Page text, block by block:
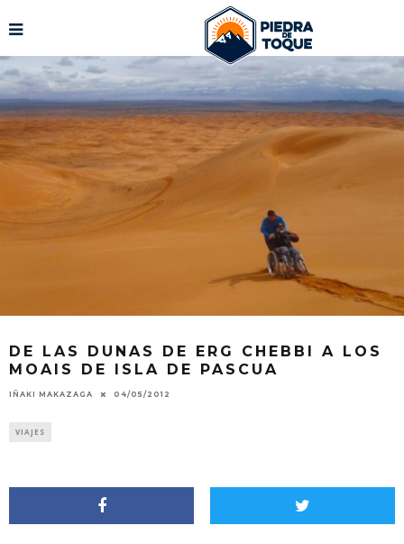
DE LAS DUNAS DE ERG CHEBBI A LOS
MOAIS DE ISLA DE PASCUA
IÑAKI MAKAZAGA 04/05/2012
VIAJES